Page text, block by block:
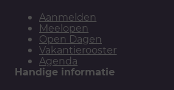
Aanmelden
Meelopen
Open Dagen
Vakantierooster
Agenda
Handige informatie